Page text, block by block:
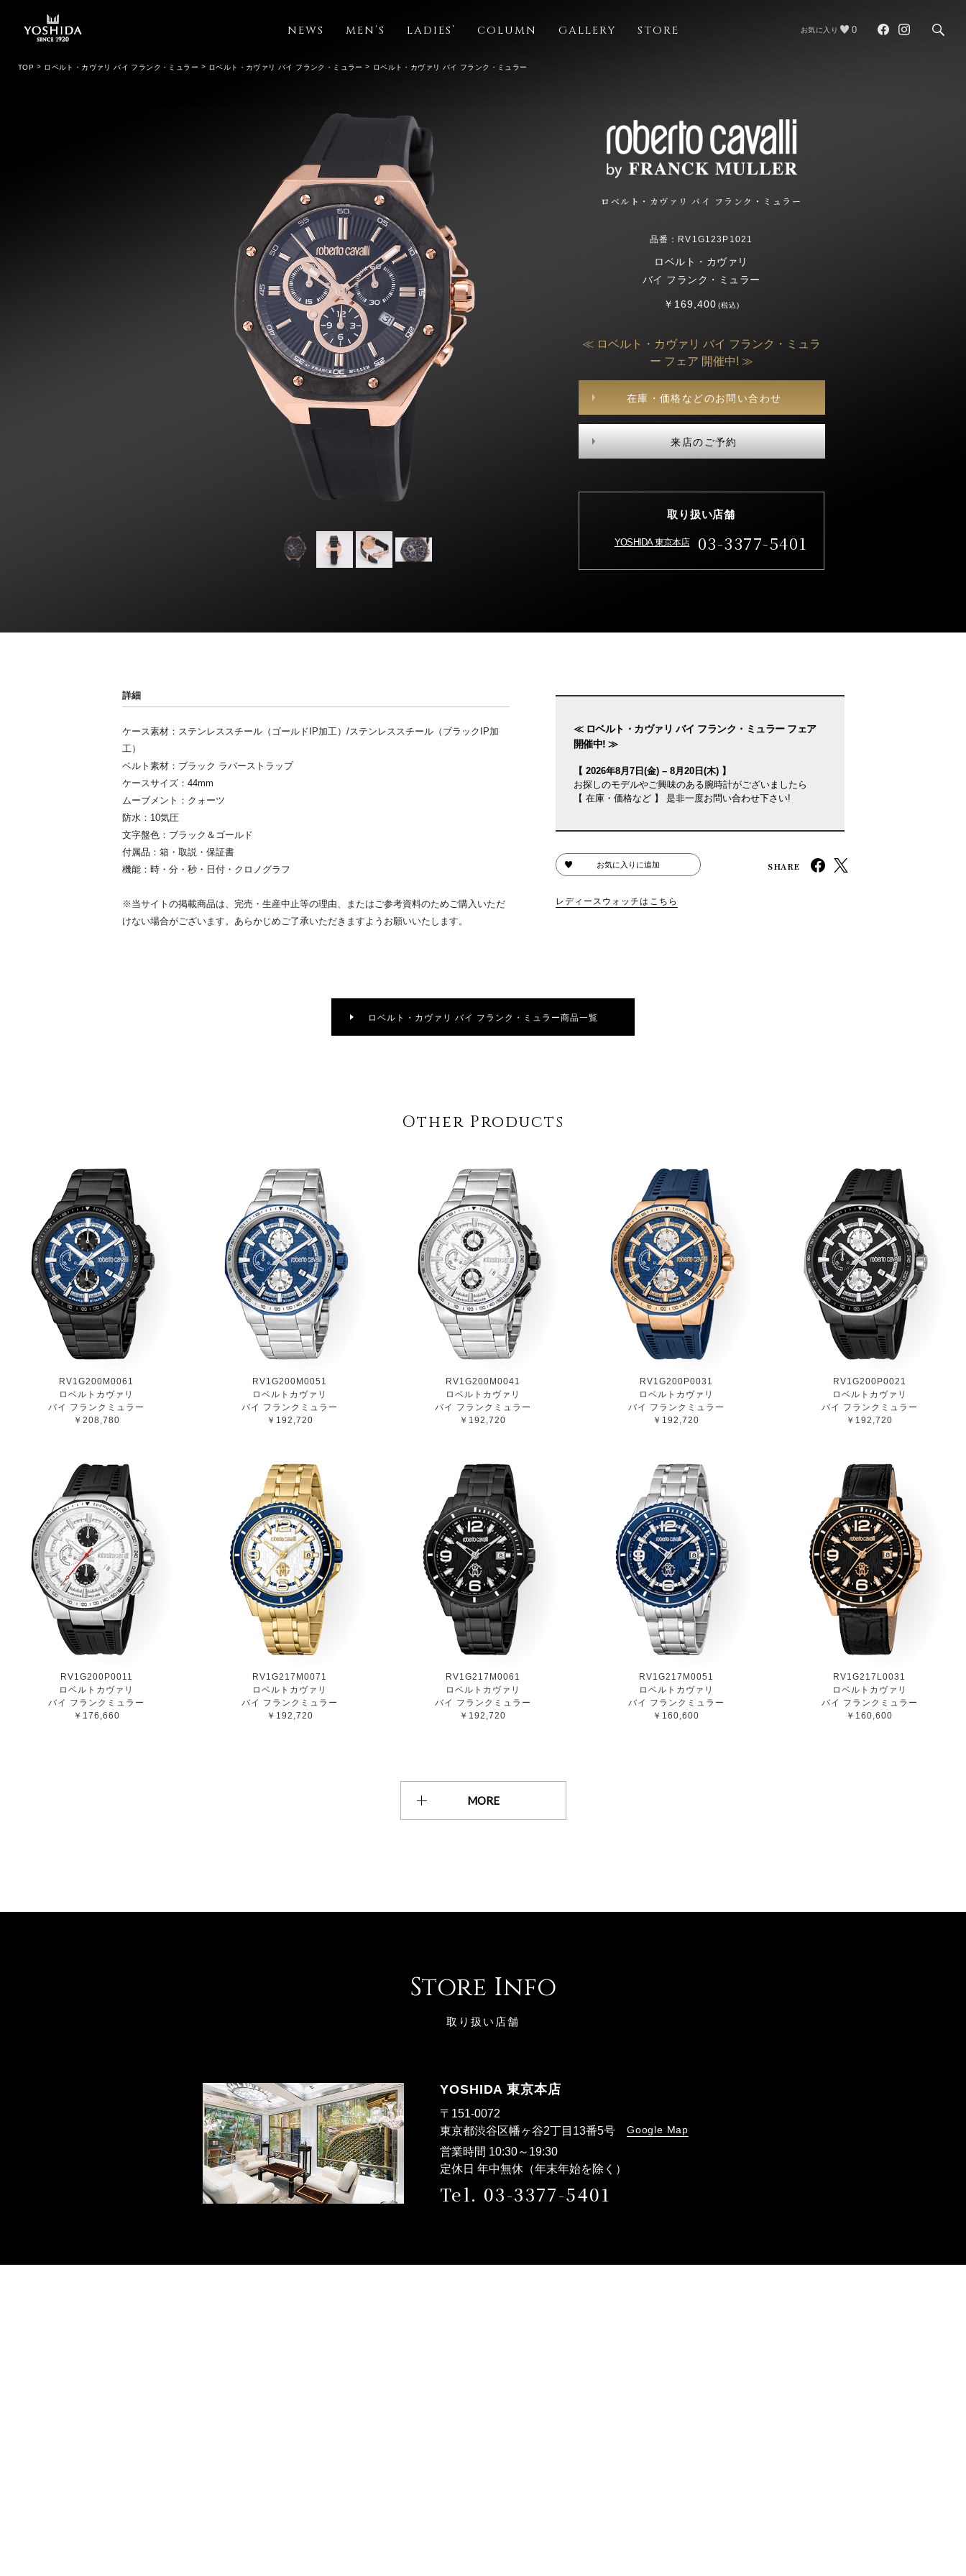
NEWS MEN’S LADIES’ COLUMN GALLERY STORE お気に入り 0
ロベルト・カヴァリ バイ フランク・ミュラー
品番：RV1G123P1021
ロベルト・カヴァリ
バイ フランク・ミュラー
￥169,400(税込)
≪ ロベルト・カヴァリ バイ フランク・ミュラ
ー フェア 開催中! ≫
在庫・価格などのお問い合わせ
来店のご予約
取り扱い店舗
YOSHIDA 東京本店 03-3377-5401
TOP ロベルト・カヴァリ バイ フランク・ミュラー ロベルト・カヴァリ バイ フランク・ミュラー ロベルト・カヴァリ バイ フランク・ミュラー
詳細
ケース素材：ステンレススチール（ゴールドIP加工）/ステンレススチール（ブラックIP加
工）
ベルト素材：ブラック ラバーストラップ
ケースサイズ：44mm
ムーブメント：クォーツ
防水：10気圧
文字盤色：ブラック＆ゴールド
付属品：箱・取説・保証書
機能：時・分・秒・日付・クロノグラフ
※当サイトの掲載商品は、完売・生産中止等の理由、またはご参考資料のためご購入いただ
けない場合がございます。あらかじめご了承いただきますようお願いいたします。
≪ ロベルト・カヴァリ バイ フランク・ミュラー フェア
開催中! ≫
【 2026年8月7日(金) – 8月20日(木) 】
お探しのモデルやご興味のある腕時計がございましたら
【 在庫・価格など 】 是非一度お問い合わせ下さい!
お気に入りに追加 SHARE
レディースウォッチはこちら
ロベルト・カヴァリ バイ フランク・ミュラー商品一覧
Other Products
RV1G200M0061
ロベルトカヴァリ
バイ フランクミュラー
￥208,780
RV1G200M0051
ロベルトカヴァリ
バイ フランクミュラー
￥192,720
RV1G200M0041
ロベルトカヴァリ
バイ フランクミュラー
￥192,720
RV1G200P0031
ロベルトカヴァリ
バイ フランクミュラー
￥192,720
RV1G200P0021
ロベルトカヴァリ
バイ フランクミュラー
￥192,720
RV1G200P0011
ロベルトカヴァリ
バイ フランクミュラー
￥176,660
RV1G217M0071
ロベルトカヴァリ
バイ フランクミュラー
￥192,720
RV1G217M0061
ロベルトカヴァリ
バイ フランクミュラー
￥192,720
RV1G217M0051
ロベルトカヴァリ
バイ フランクミュラー
￥160,600
RV1G217L0031
ロベルトカヴァリ
バイ フランクミュラー
￥160,600
MORE
Store Info
取り扱い店舗
YOSHIDA 東京本店
〒151-0072
東京都渋谷区幡ヶ谷2丁目13番5号 Google Map
営業時間 10:30～19:30
定休日 年中無休（年末年始を除く）
Tel. 03-3377-5401